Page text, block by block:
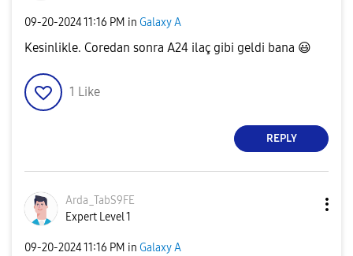
‎09-20-202411:16 PM in Galaxy A
Kesinlikle. Coredan sonra A24 ilaç gibi geldi bana 😃
1 Like
REPLY
Arda_TabS9FE
Expert Level 1
‎09-20-202411:16 PM in Galaxy A